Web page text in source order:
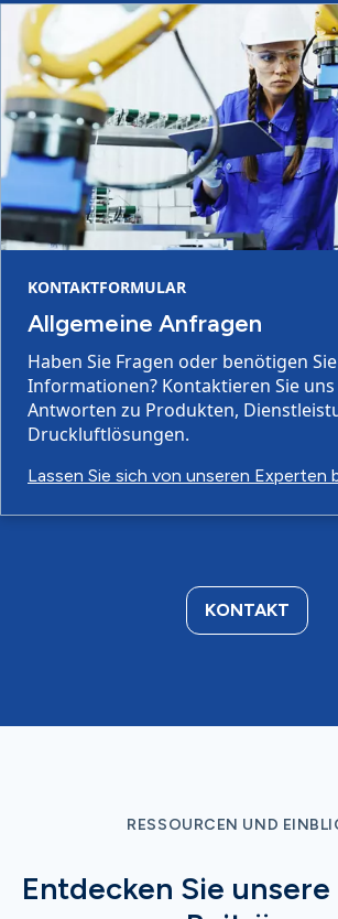
KONTAKTFORMULAR
Allgemeine Anfragen
Haben Sie Fragen oder benötigen
Informationen? Kontaktieren Sie
Antworten zu Produkten,
Druckluftlösungen.
Lassen Sie sich von unseren Experten
KONTAKT
RESSOURCEN UND
Entdecken Sie